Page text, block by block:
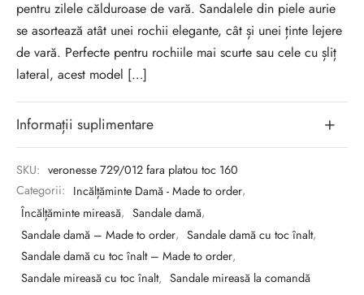
pentru zilele călduroase de vară. Sandalele din piele aurie
se asortează atât unei rochii elegante, cât și unei ținte lejere
de vară. Perfecte pentru rochiile mai scurte sau cele cu șliț
lateral, acest model […]
Informații suplimentare
SKU: veronesse 729/012 fara platou toc 160
Categorii: Incălțăminte Damă - Made to order,
Încălțăminte mireasă, Sandale damă,
Sandale damă – Made to order, Sandale damă cu toc înalt,
Sandale damă cu toc înalt – Made to order,
Sandale mireasă cu toc înalt, Sandale mireasă la comandă